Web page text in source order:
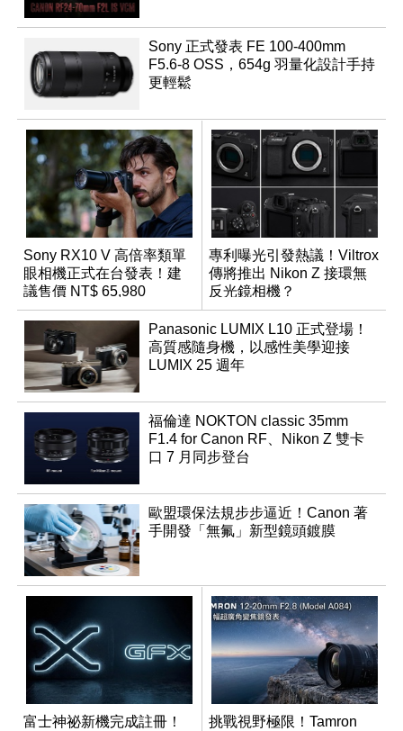
Sony 正式發表 FE 100-400mm
F5.6-8 OSS，654g 羽量化設計手持
更輕鬆
Sony RX10 V 高倍率類單
眼相機正式在台發表！建
議售價 NT$ 65,980
專利曝光引發熱議！Viltrox
傳將推出 Nikon Z 接環無
反光鏡相機？
Panasonic LUMIX L10 正式登場！
高質感隨身機，以感性美學迎接
LUMIX 25 週年
福倫達 NOKTON classic 35mm
F1.4 for Canon RF、Nikon Z 雙卡
口 7 月同步登台
歐盟環保法規步步逼近！Canon 著
手開發「無氟」新型鏡頭鍍膜
富士神祕新機完成註冊！
挑戰視野極限！Tamron